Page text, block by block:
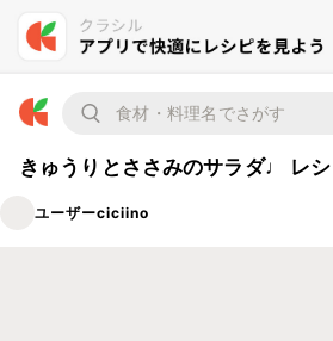
きゅうりとささみのサラダ♩ レ
ユーザーciciino